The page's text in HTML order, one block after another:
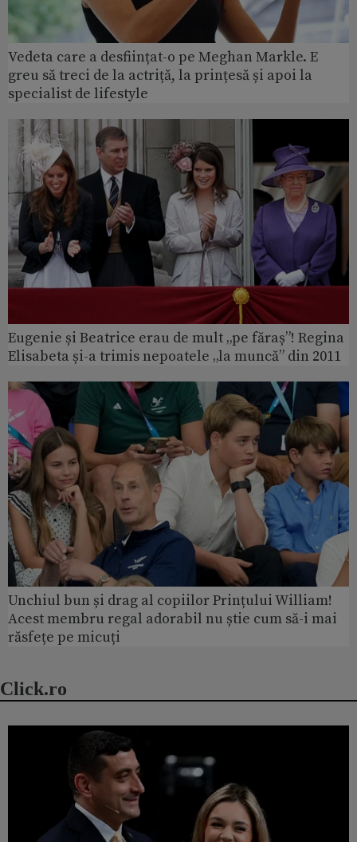
Vedeta care a desființat-o pe Meghan Markle. E
greu să treci de la actriță, la prințesă și apoi la
specialist de lifestyle
Eugenie și Beatrice erau de mult „pe făraș”! Regina
Elisabeta și-a trimis nepoatele „la muncă” din 2011
Unchiul bun și drag al copiilor Prințului William!
Acest membru regal adorabil nu știe cum să-i mai
răsfețe pe micuți
Click.ro